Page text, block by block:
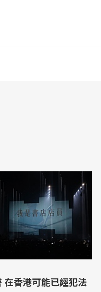
在香港可能已經犯法